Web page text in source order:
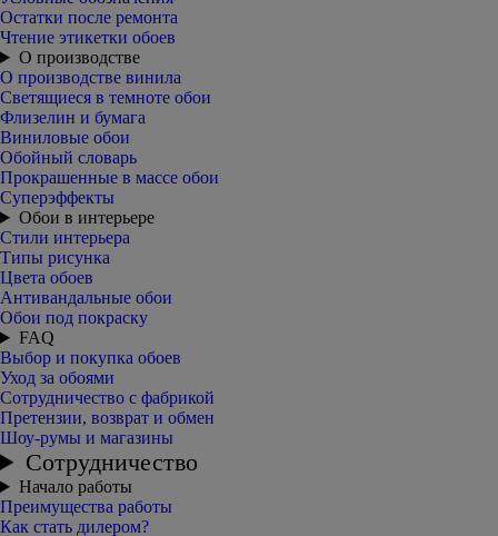
Остатки после ремонта
Чтение этикетки обоев
О производстве
О производстве винила
Светящиеся в темноте обои
Флизелин и бумага
Виниловые обои
Обойный словарь
Прокрашенные в массе обои
Суперэффекты
Обои в интерьере
Стили интерьера
Типы рисунка
Цвета обоев
Антивандальные обои
Обои под покраску
FAQ
Выбор и покупка обоев
Уход за обоями
Сотрудничество с фабрикой
Претензии, возврат и обмен
Шоу-румы и магазины
Сотрудничество
Начало работы
Преимущества работы
Как стать дилером?